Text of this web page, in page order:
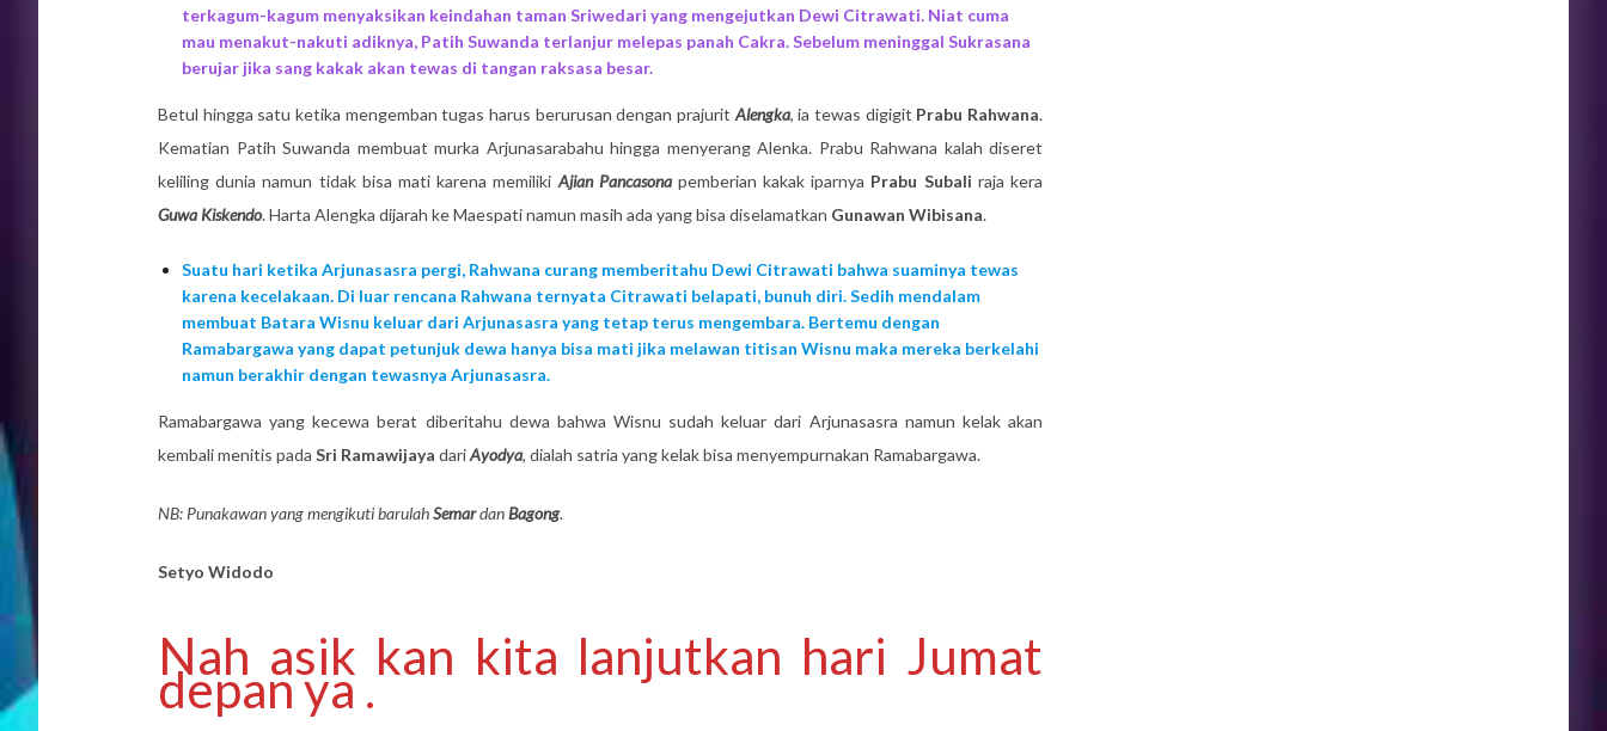
terkagum-kagum menyaksikan keindahan taman Sriwedari yang mengejutkan Dewi Citrawati. Niat cuma
mau menakut-nakuti adiknya, Patih Suwanda terlanjur melepas panah Cakra. Sebelum meninggal Sukrasana
berujar jika sang kakak akan tewas di tangan raksasa besar.
Betul hingga satu ketika mengemban tugas harus berurusan dengan prajurit Alengka, ia tewas digigit Prabu Rahwana.
Kematian Patih Suwanda membuat murka Arjunasarabahu hingga menyerang Alenka. Prabu Rahwana kalah diseret
keliling dunia namun tidak bisa mati karena memiliki Ajian Pancasonapemberian kakak iparnya Prabu Subali raja kera
Guwa Kiskendo. Harta Alengka dijarah ke Maespati namun masih ada yang bisa diselamatkan Gunawan Wibisana.
Suatu hari ketika Arjunasasra pergi, Rahwana curang memberitahu Dewi Citrawati bahwa suaminya tewas
karena kecelakaan. Di luar rencana Rahwana ternyata Citrawati belapati, bunuh diri. Sedih mendalam
membuat Batara Wisnu keluar dari Arjunasasra yang tetap terus mengembara. Bertemu dengan
Ramabargawa yang dapat petunjuk dewa hanya bisa mati jika melawan titisan Wisnu maka mereka berkelahi
namun berakhir dengan tewasnya Arjunasasra.
Ramabargawa yang kecewa berat diberitahu dewa bahwa Wisnu sudah keluar dari Arjunasasra namun kelak akan
kembali menitis pada Sri Ramawijaya dariAyodya, dialah satria yang kelak bisa menyempurnakan Ramabargawa.
NB: Punakawan yang mengikuti barulahSemardanBagong.
Setyo Widodo
Nah asik kan kita lanjutkan hari Jumat
depan ya .